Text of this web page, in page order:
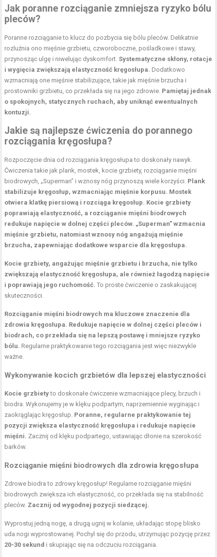
Jak poranne rozciąganie zmniejsza ryzyko bólu
pleców?
Poranne rozciąganie to klucz do pozbycia się bólu pleców. Delikatnie
rozluźnia ono mięśnie grzbietu, czworoboczne, pośladkowe i stawy,
przynosząc ulgę i niwelując dyskomfort. Systematyczne skłony, rotacje
i wygięcia zwiększają elastyczność kręgosłupa. Dodatkowo
wzmacniają one mięśnie stabilizujące, takie jak mięśnie brzucha i
prostowniki grzbietu, co przekłada się na jego zdrowie. Pamiętaj jednak
o spokojnych, statycznych ruchach, aby uniknąć ewentualnych
kontuzji.
Jakie są najlepsze ćwiczenia do porannego
rozciągania kręgosłupa?
Rozpoczęcie dnia od rozciągania kręgosłupa to doskonały nawyk.
Ćwiczenia takie jak plank, mostek, kocie grzbiety, rozciąganie mięśni
biodrowych, „Superman” i wznosy nóg przynoszą wiele korzyści. Plank
stabilizuje kręgosłup, wzmacniając mięśnie korpusu. Mostek
otwiera klatkę piersiową i rozciąga kręgosłup. Kocie grzbiety
poprawiają elastyczność, a rozciąganie mięśni biodrowych
redukuje napięcie w dolnej części pleców. „Superman” wzmacnia
mięśnie grzbietu, natomiast wznosy nóg angażują mięśnie
brzucha, zapewniając dodatkowe wsparcie dla kręgosłupa.
Kocie grzbiety, angażując mięśnie grzbietu i brzucha, nie tylko
zwiększają elastyczność kręgosłupa, ale również łagodzą napięcie
i poprawiają jego ruchomość. To proste ćwiczenie o zaskakującej
skuteczności.
Rozciąganie mięśni biodrowych ma kluczowe znaczenie dla
zdrowia kręgosłupa. Redukuje napięcie w dolnej części pleców i
biodrach, co przekłada się na lepszą postawę i mniejsze ryzyko
bólu. Regularne praktykowanie tego rozciągania jest więc niezwykle
ważne.
Wykonywanie kocich grzbietów dla lepszej elastyczności
Kocie grzbietyto doskonałe ćwiczenie wzmacniające plecy, brzuch i
biodra. Wykonujemy je w klęku podpartym, naprzemiennie wyginając i
zaokrąglając kręgosłup. Poranne, regularne praktykowanie tej
pozycji zwiększa elastyczność kręgosłupa i redukuje napięcie
mięśni. Zacznij od klęku podpartego, ustawiając dłonie na szerokość
barków.
Rozciąganie mięśni biodrowych dla zdrowia kręgosłupa
Zdrowe biodra to zdrowy kręgosłup! Regularne rozciąganie mięśni
biodrowych zwiększa ich elastyczność, co przekłada się na stabilność
pleców. Zacznij od wygodnej pozycji siedzącej.
Wyprostuj jedną nogę, a drugą ugnij w kolanie, układając stopę blisko
uda nogi wyprostowanej. Pochyl się do przodu, utrzymując pozycję przez
20-30 sekund i skupiając się na odczuciu rozciągania.